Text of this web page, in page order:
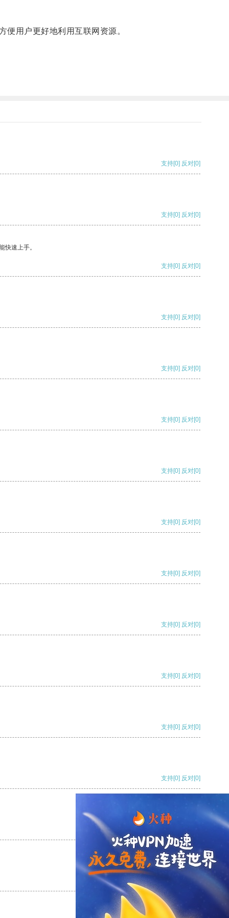
用户更好地利用互联网资源。
支持[0] 反对[0]
支持[0] 反对[0]
快速上手。
支持[0] 反对[0]
支持[0] 反对[0]
支持[0] 反对[0]
支持[0] 反对[0]
支持[0] 反对[0]
支持[0] 反对[0]
支持[0] 反对[0]
支持[0] 反对[0]
支持[0] 反对[0]
支持[0] 反对[0]
支持[0] 反对[0]
反对